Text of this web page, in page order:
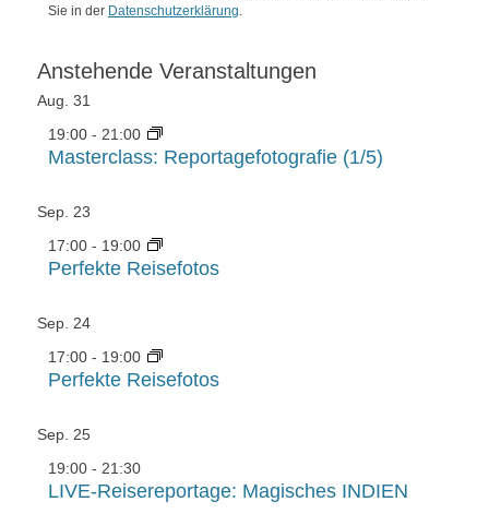
Sie in der Datenschutzerklärung.
Anstehende Veranstaltungen
Aug. 31
19:00 - 21:00
Masterclass: Reportagefotografie (1/5)
Sep. 23
17:00 - 19:00
Perfekte Reisefotos
Sep. 24
17:00 - 19:00
Perfekte Reisefotos
Sep. 25
19:00 - 21:30
LIVE-Reisereportage: Magisches INDIEN